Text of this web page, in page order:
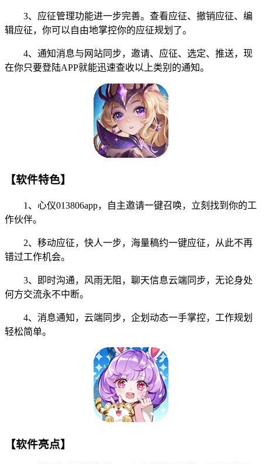
3、应征管理功能进一步完善。查看应征、撤销应征、编
辑应征，你可以自由地掌控你的应征规划了。
4、通知消息与网站同步，邀请、应征、选定、推送，现
在你只要登陆APP就能迅速查收以上类别的通知。
【软件特色】
1、心仪013806app，自主邀请一键召唤，立刻找到你的工
作伙伴。
2、移动应征，快人一步，海量稿约一键应征，从此不再
错过工作机会。
3、即时沟通，风雨无阻，聊天信息云端同步，无论身处
何方交流永不中断。
4、消息通知，云端同步，企划动态一手掌控，工作规划
轻松简单。
【软件亮点】